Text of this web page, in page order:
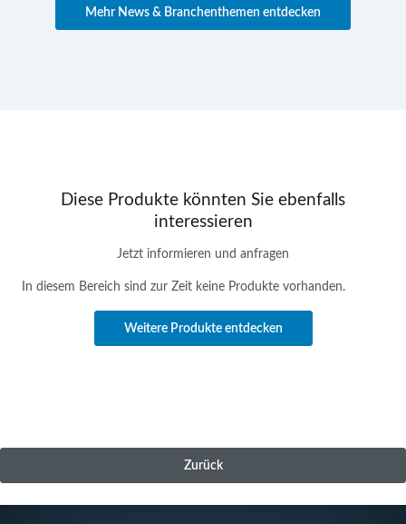
Mehr News & Branchenthemen entdecken
Diese Produkte könnten Sie ebenfalls
interessieren
Jetzt informieren und anfragen
In diesem Bereich sind zur Zeit keine Produkte vorhanden.
Weitere Produkte entdecken
Zurück